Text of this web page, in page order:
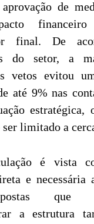
de
final. De
do setor, a
vetos evitou
até 9% nas
estratégica,
ser limitado a
é vista
e necessária
que
a estrutura